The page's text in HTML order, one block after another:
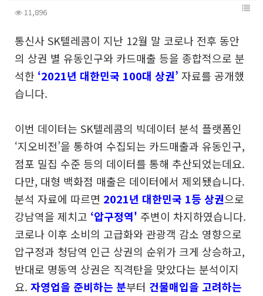
11,896
통신사 SK텔레콤이 지난 12월 말 코로나 전후 동안
의 상권 별 유동인구와 카드매출 등을 종합적으로 분
석한 ‘2021년 대한민국 100대 상권’ 자료를 공개했
습니다.
이번 데이터는 SK텔레콤의 빅데이터 분석 플랫폼인
‘지오비전’을 통하여 수집되는 카드매출과 유동인구,
점포 밀집 수준 등의 데이터를 통해 추산되었는데요.
다만, 대형 백화점 매출은 데이터에서 제외됐습니다.
분석 자료에 따르면 2021년 대한민국 1등 상권으로
강남역을 제치고 ‘압구정역' 주변이 차지하였습니다.
코로나 이후 소비의 고급화와 관광객 감소 영향으로
압구정과 청담역 인근 상권의 순위가 크게 상승하고,
반대로 명동역 상권은 직격탄을 맞았다는 분석이지
요. 자영업을 준비하는 분부터 건물매입을 고려하는